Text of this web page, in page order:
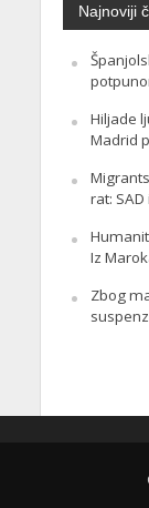
Najnoviji
Hiljade
Madrid
rat:
Iz
Zbog